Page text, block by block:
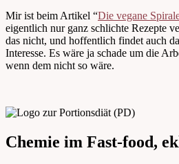
Mir ist beim Artikel “Die vegane
eigentlich nur ganz schlichte Rezepte
das nicht, und hoffentlich findet auch
Interesse. Es wäre ja schade um die
wenn dem nicht so wäre.
Chemie im Fast-food,